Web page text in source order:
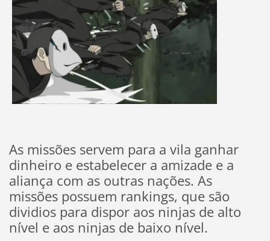
As missões servem para a vila ganhar
dinheiro e estabelecer a amizade e a
aliança com as outras nações. As
missões possuem rankings, que são
dividios para dispor aos ninjas de alto
nível e aos ninjas de baixo nível.